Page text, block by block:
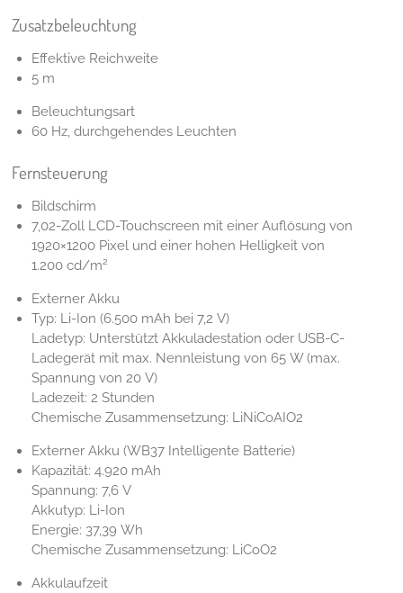
Zusatzbeleuchtung
Effektive Reichweite
5 m
Beleuchtungsart
60 Hz, durchgehendes Leuchten
Fernsteuerung
Bildschirm
7,02-Zoll LCD-Touchscreen mit einer Auflösung von
1920×1200 Pixel und einer hohen Helligkeit von
1.200 cd/m2
Externer Akku
Typ: Li-Ion (6.500 mAh bei 7,2 V)
Ladetyp: Unterstützt Akkuladestation oder USB-C-
Ladegerät mit max. Nennleistung von 65 W (max.
Spannung von 20 V)
Ladezeit: 2 Stunden
Chemische Zusammensetzung: LiNiCoAIO2
Externer Akku (WB37 Intelligente Batterie)
Kapazität: 4.920 mAh
Spannung: 7,6 V
Akkutyp: Li-Ion
Energie: 37,39 Wh
Chemische Zusammensetzung: LiCoO2
Akkulaufzeit